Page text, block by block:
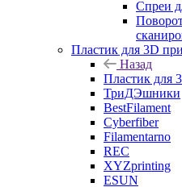
Спреи
Пластик для 3D
Назад
Пластик для
ТриДЭшники
BestFilament
Cyberfiber
Filamentarno
REC
XYZprinting
ESUN